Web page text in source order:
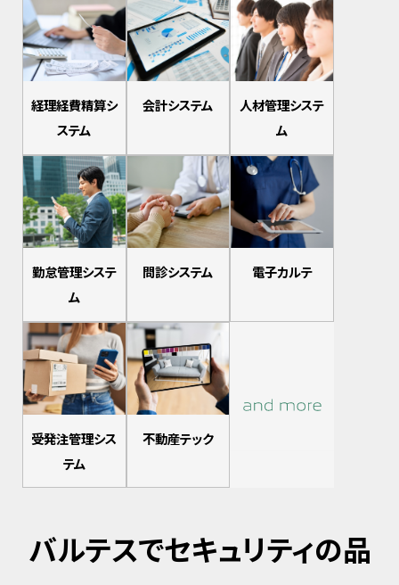
経理経費精算シ
ステム
会計システム
人材管理システ
ム
勤怠管理システ
ム
問診システム 電子カルテ
受発注管理シス
テム
不動産テック
バルテスでセキュリティの品